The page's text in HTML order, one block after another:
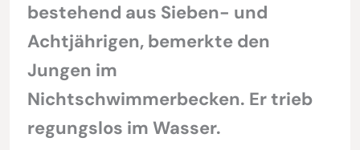
bestehend aus Sieben- und
Achtjährigen, bemerkte den
Jungen im
Nichtschwimmerbecken. Er trieb
regungslos im Wasser.